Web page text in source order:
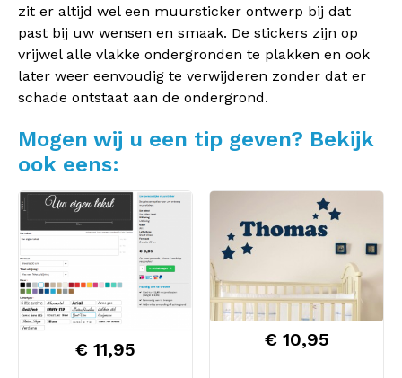
zit er altijd wel een muursticker ontwerp bij dat
past bij uw wensen en smaak. De stickers zijn op
vrijwel alle vlakke ondergronden te plakken en ook
later weer eenvoudig te verwijderen zonder dat er
schade ontstaat aan de ondergrond.
Mogen wij u een tip geven? Bekijk
ook eens:
€ 11,95 € 10,95